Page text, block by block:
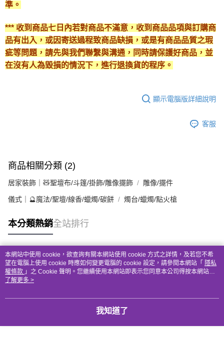
準。
*** 收到商品七日內若對商品不滿意，收到商品品項與訂購商
品有出入，或因寄送過程致商品缺損，或是有商品品質之瑕
疵等問題，請先與我們聯繫與溝通，同時請保護好商品，並
在沒有人為毀損的情況下，進行退換貨的程序。
顯示電腦版詳細說明
客服
商品相關分類 (2)
居家裝飾｜🧸聖壇布/斗篷/掛飾/雕像擺飾 雕像/擺件
儀式｜🔮魔法/聖壇/線香/蠟燭/碳餅 燭台/蠟燭/點火槍
本分類熱銷全站排行
熱門標籤
本網站中使用 cookie，欲查詢有關本網站使用 cookie 方式之詳情，及若您不希
望在電腦上使用 cookie 時應如何變更電腦的 cookie 設定，請參閱本網站「 隱私
權條款 」之 Cookie 聲明。您繼續使用本網站即表示您同意本公司得按本網站使
用條款之 Cookie 聲明使用 cookie。
了解更多 >
我知道了